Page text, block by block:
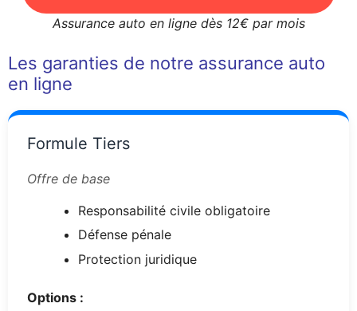
Assurance auto en ligne dès 12€ par mois
Les garanties de notre assurance auto
en ligne
Formule Tiers
Offre de base
Responsabilité civile obligatoire
Défense pénale
Protection juridique
Options :